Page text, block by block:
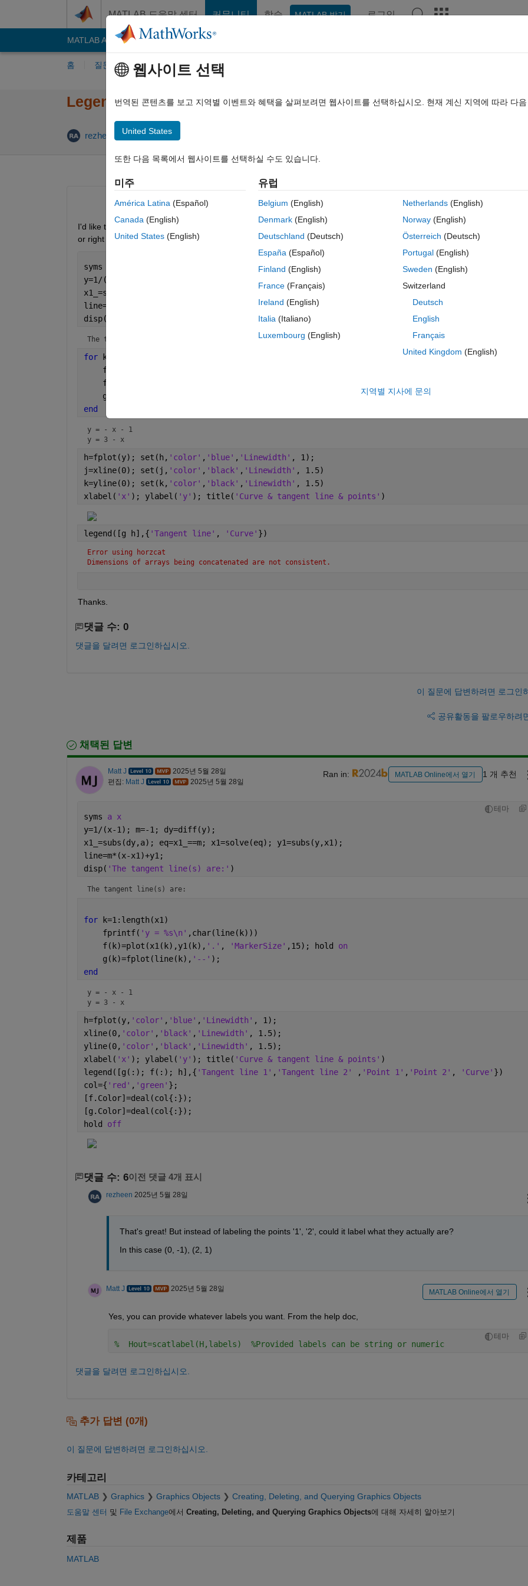
MATLAB 도움말 센터 커뮤니티 학습 MATLAB 받기 로그인
MATLAB Answers File Exchange
홈 질문하기 답변하기 찾아보기
Legend & Labeling points in a plot
rezheen 2025 5월 28
Ran in: MATLAB Online에서 열기 0 개 추천
I'd like to have a legend that shows all tangent lines and curves of my graph, also label points if possible either in the
or right next to the points themselves. My code doesn't do either currently:
syms
y=1/(x-1); m=-1; dy=diff(y);
x1_=subs(dy,a); eq=x1_==m; x1=solve(eq); y1=subs(y,x1);
line=m*(x-x1)+y1;
disp(
The tangent line(s) are:
for
k=1:length(x1)
    fprintf(
    f=plot(x1,y1,
    g=fplot(line); set(g,
); hold on;
end
y = - x - 1
y = 3 - x
h=fplot(y); set(h, 'color' , 'blue' , 'Linewidth' , 1);
j=xline(0); set(j, 'color' , 'black' , 'Linewidth' , 1.5)
k=yline(0); set(k, 'color' , 'black' , 'Linewidth' , 1.5)
xlabel( 'x' ); ylabel( 'y' ); title( 'Curve & tangent line & points' )
legend([g h],{ 'Tangent line' , 'Curve' })
Error using horzcat
Dimensions of arrays being concatenated are not consistent.
Thanks.
댓글 수: 0
댓글을 달려면 로그인하십시오.
이 질문에 답변하려면 로그인
공유활동을 팔로우하려
채택된 답변
Matt J
2025년 5월 28일
편집: Matt J 2025년 5월 28일
Ran in: MATLAB Online에서 열기 1 개 추천
테마
syms a x
y=1/(x-1); m=-1; dy=diff(y);
x1_=subs(dy,a); eq=x1_==m; x1=solve(eq); y1=subs(y,x1);
line=m*(x-x1)+y1;
disp( 'The tangent line(s) are:' )
The tangent line(s) are:
for k=1:length(x1)
    fprintf(
'y = %s\n' ,char(line(k)))
    f(k)=plot(x1(k),y1(k),
'.' , 'MarkerSize' ,15); hold on
    g(k)=fplot(line(k),
'--' );
end
y = - x - 1
y = 3 - x
h=fplot(y, 'color' , 'blue' , 'Linewidth' , 1);
xline(0, 'color' , 'black' , 'Linewidth' , 1.5);
yline(0, 'color' , 'black' , 'Linewidth' , 1.5);
xlabel( 'x' ); ylabel( 'y' ); title( 'Curve & tangent line & points' )
legend([g(:); f(:); h],{ 'Tangent line 1' , 'Tangent line 2' , 'Point 1' , 'Point 2' , 'Curve' })
col={ 'red' , 'green' };
[f.Color]=deal(col{:});
[g.Color]=deal(col{:});
hold off
댓글 수: 6이전 댓글 4개 표시
rezheen 2025년 5월 28일
That's great! But instead of labeling the points '1', '2', could it label what they actually are?
In this case (0, -1), (2, 1)
Matt J 2025년 5월 28일 MATLAB Online에서 열기
Yes, you can provide whatever labels you want. From the help doc,
테마
%  Hout=scatlabel(H,labels)  %Provided labels can be string or numeric
댓글을 달려면 로그인하십시오.
추가 답변 (0개)
이 질문에 답변하려면 로그인하십시오.
카테고리
MATLAB Graphics Graphics Objects Creating, Deleting, and Querying Graphics Objects
도움말 센터 및 File Exchange에서 Creating, Deleting, and Querying Graphics Objects에 대해 자세히 알아보기
제품
MATLAB
웹사이트 선택
번역된 콘텐츠를 보고 지역별 이벤트와 혜택을 살펴보려면 웹사이트를 선택하십시오. 현재 계신 지역에 따라 다
United States
또한 다음 목록에서 웹사이트를 선택하실 수도 있습니다.
미주
América Latina (Español)
Canada (English)
United States (English)
유럽
Belgium (English)
Denmark (English)
Deutschland (Deutsch)
España (Español)
Finland (English)
France (Français)
Ireland (English)
Italia (Italiano)
Luxembourg (English)
Netherlands(English)
Norway(English)
Österreich (Deutsch)
Portugal(English)
Sweden (English)
Switzerland
Deutsch
English
Français
United Kingdom (English)
지역별 지사에 문의